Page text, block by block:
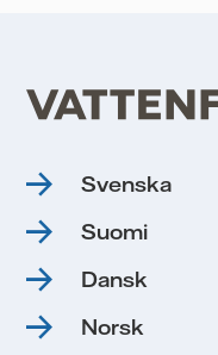
Svenska
Suomi
Dansk
Norsk